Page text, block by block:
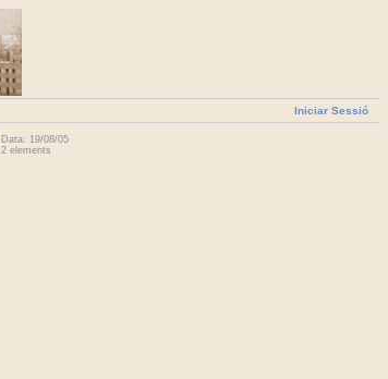
Iniciar Sessió
Data: 19/08/05
2 elements